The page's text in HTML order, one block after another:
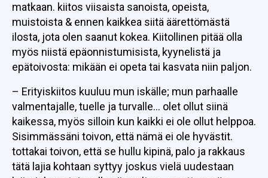
matkaan. kiitos viisaista sanoista, opeista,
muistoista & ennen kaikkea siitä äärettömästä
ilosta, jota olen saanut kokea. Kiitollinen pitää olla
myös niistä epäonnistumisista, kyynelistä ja
epätoivosta: mikään ei opeta tai kasvata niin paljon.
– Erityiskiitos kuuluu mun iskälle; mun parhaalle
valmentajalle, tuelle ja turvalle… olet ollut siinä
kaikessa, myös silloin kun kaikki ei ole ollut helppoa.
Sisimmässäni toivon, että nämä ei ole hyvästit.
tottakai toivon, että se hullu kipinä, palo ja rakkaus
tätä lajia kohtaan syttyy joskus vielä uudestaan